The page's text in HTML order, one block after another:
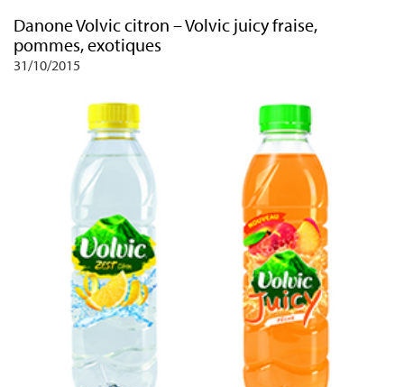
Danone Volvic citron – Volvic juicy fraise,
pommes, exotiques
31/10/2015